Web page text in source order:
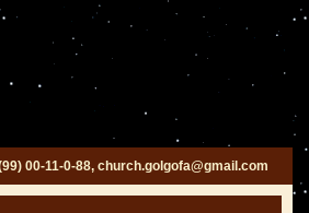
00-11-0-88, church.golgofa@gmail.com